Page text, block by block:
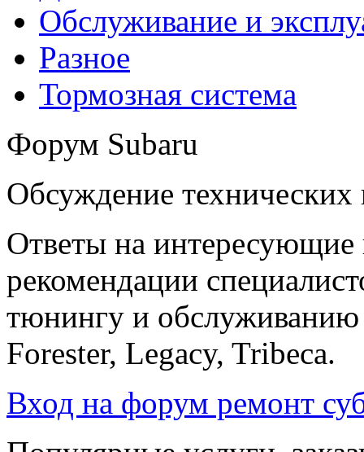
Обслуживание и
Разное
Тормозная система
Форум Subaru
Обсуждение
Ответы на
рекомендации
тюнингу и обслуживанию
Forester, Legacy, Tribeca.
Вход на форум ремонт